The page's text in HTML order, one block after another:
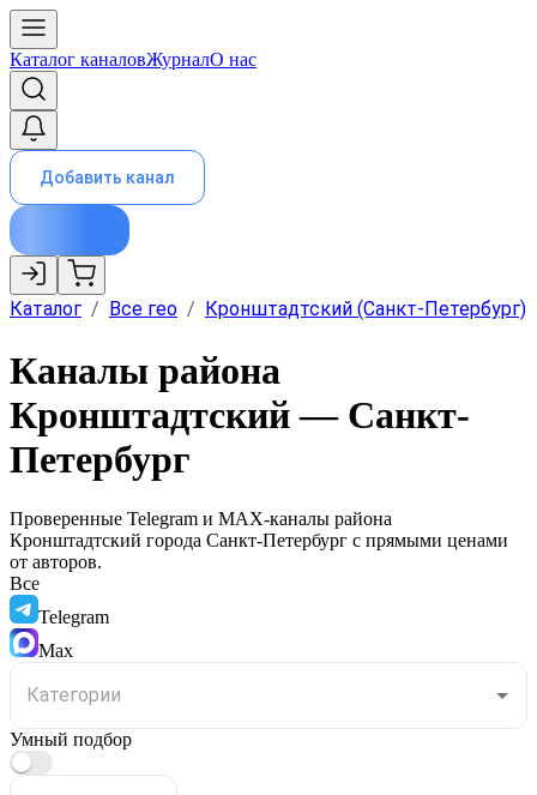
Каталог каналовЖурналО нас
Добавить канал
Каталог / Все гео / Кронштадтский (Санкт-Петербург)
Каналы района
Кронштадтский — Санкт-
Петербург
Проверенные Telegram и MAX-каналы района
Кронштадтский города Санкт-Петербург с прямыми ценами
от авторов.
Все
Telegram
Max
Умный подбор